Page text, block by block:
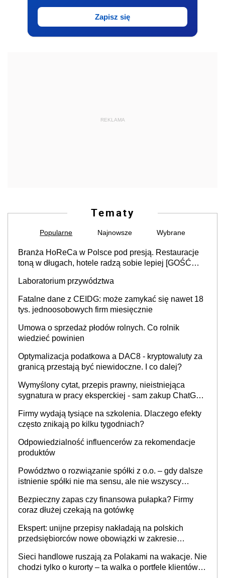
Zapisz się
REKLAMA
Tematy
Popularne Najnowsze Wybrane
Branża HoReCa w Polsce pod presją. Restauracje
toną w długach, hotele radzą sobie lepiej [GOŚĆ
Laboratorium przywództwa
Fatalne dane z CEIDG: może zamykać się nawet 18
tys. jednoosobowych firm miesięcznie
Umowa o sprzedaż płodów rolnych. Co rolnik
wiedzieć powinien
Optymalizacja podatkowa a DAC8 - kryptowaluty za
granicą przestają być niewidoczne. I co dalej?
Wymyślony cytat, przepis prawny, nieistniejąca
sygnatura w pracy eksperckiej - sam zakup ChatGPT
Firmy wydają tysiące na szkolenia. Dlaczego efekty
często znikają po kilku tygodniach?
Odpowiedzialność influencerów za rekomendacje
produktów
Powództwo o rozwiązanie spółki z o.o. – gdy dalsze
istnienie spółki nie ma sensu, ale nie wszyscy
Bezpieczny zapas czy finansowa pułapka? Firmy
coraz dłużej czekają na gotówkę
Ekspert: unijne przepisy nakładają na polskich
przedsiębiorców nowe obowiązki w zakresie
Sieci handlowe ruszają za Polakami na wakacje. Nie
chodzi tylko o kurorty – ta walka o portfele klientów